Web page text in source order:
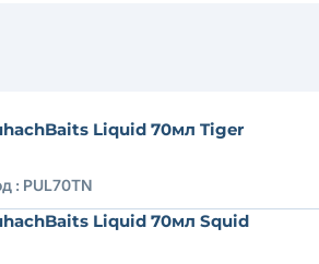
Liquid 70мл Tiger
: PUL70TN
Liquid 70мл Squid